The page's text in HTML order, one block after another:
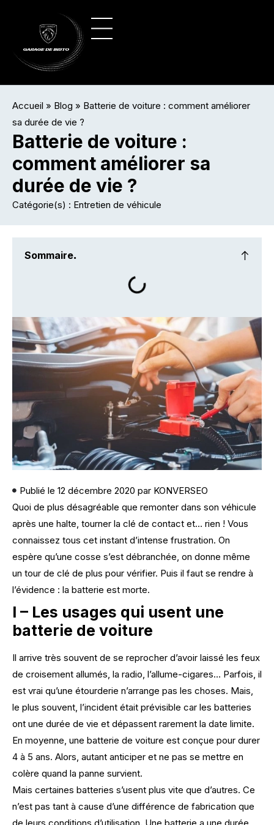
Accueil » Blog » Batterie de voiture : comment améliorer
sa durée de vie ?
Batterie de voiture :
comment améliorer sa
durée de vie ?
Catégorie(s) : Entretien de véhicule
Publié le 12 décembre 2020 par KONVERSEO
Quoi de plus désagréable que remonter dans son véhicule
après une halte, tourner la clé de contact et… rien ! Vous
connaissez tous cet instant d’intense frustration. On
espère qu’une cosse s’est débranchée, on donne même
un tour de clé de plus pour vérifier. Puis il faut se rendre à
l’évidence : la batterie est morte.
I – Les usages qui usent une
batterie de voiture
Il arrive très souvent de se reprocher d’avoir laissé les feux
de croisement allumés, la radio, l’allume-cigares… Parfois, il
est vrai qu’une étourderie n’arrange pas les choses. Mais,
le plus souvent, l’incident était prévisible car les batteries
ont une durée de vie et dépassent rarement la date limite.
En moyenne, une batterie de voiture est conçue pour durer
4 à 5 ans. Alors, autant anticiper et ne pas se mettre en
colère quand la panne survient.
Mais certaines batteries s’usent plus vite que d’autres. Ce
n’est pas tant à cause d’une différence de fabrication que
de leurs conditions d’utilisation. Une batterie a une durée
Sommaire.